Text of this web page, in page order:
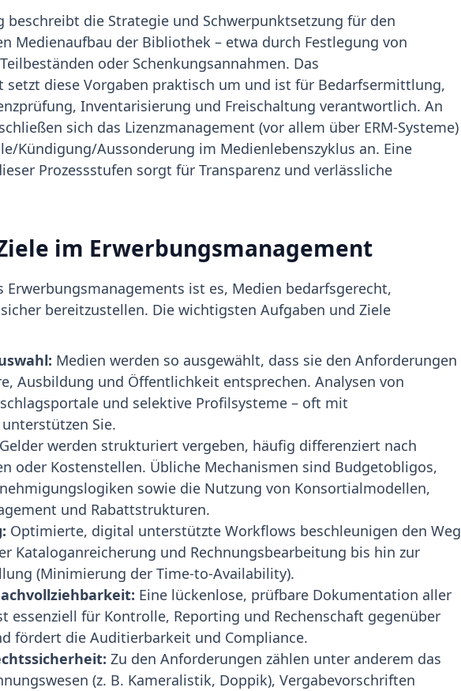
beschreibt die Strategie und Schwerpunktsetzung für den
Medienaufbau der Bibliothek – etwa durch Festlegung von
oder Schenkungsannahmen. Das
setzt diese Vorgaben praktisch um und ist für Bedarfsermittlung,
Inventarisierung und Freischaltung verantwortlich. An
sich das Lizenzmanagement (vor allem über ERM-Systeme)
Kündigung/Aussonderung im Medienlebenszyklus an. Eine
Prozessstufen sorgt für Transparenz und verlässliche
im Erwerbungsmanagement
Erwerbungsmanagements ist es, Medien bedarfsgerecht,
bereitzustellen. Die wichtigsten Aufgaben und Ziele
Medien werden so ausgewählt, dass sie den Anforderungen
Ausbildung und Öffentlichkeit entsprechen. Analysen von
und selektive Profilsysteme – oft mit
Sie.
Gelder werden strukturiert vergeben, häufig differenziert nach
oder Kostenstellen. Übliche Mechanismen sind Budgetobligos,
sowie die Nutzung von Konsortialmodellen,
und Rabattstrukturen.
Optimierte, digital unterstützte Workflows beschleunigen den Weg
Kataloganreicherung und Rechnungsbearbeitung bis hin zur
(Minimierung der Time-to-Availability).
Eine lückenlose, prüfbare Dokumentation aller
essenziell für Kontrolle, Reporting und Rechenschaft gegenüber
fördert die Auditierbarkeit und Compliance.
Zu den Anforderungen zählen unter anderem das
(z. B. Kameralistik, Doppik), Vergabevorschriften